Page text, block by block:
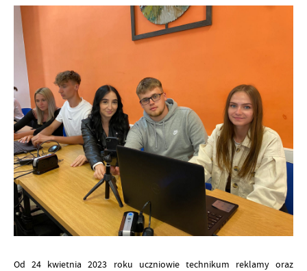
Od 24 kwietnia 2023 roku uczniowie technikum reklamy oraz